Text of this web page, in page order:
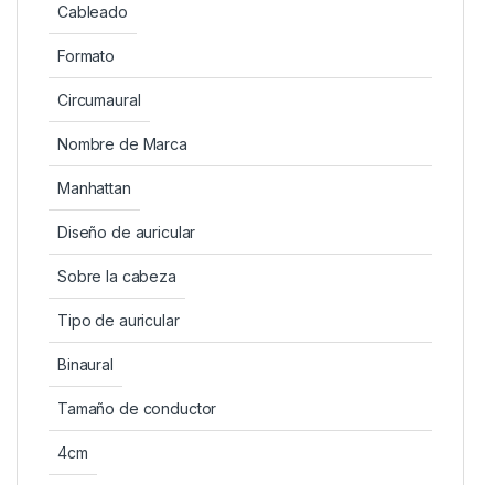
Cableado
Formato
Circumaural
Nombre de Marca
Manhattan
Diseño de auricular
Sobre la cabeza
Tipo de auricular
Binaural
Tamaño de conductor
4cm